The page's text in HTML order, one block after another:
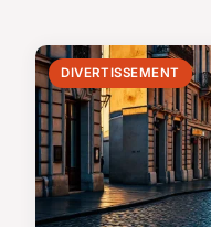
DIVERTISSEMENT